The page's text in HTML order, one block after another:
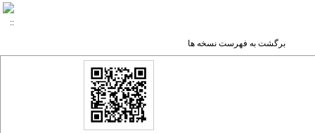
برگشت به فهرست نسخه ها